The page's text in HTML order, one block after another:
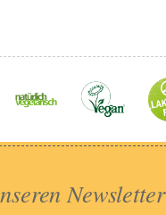
Newsletter​